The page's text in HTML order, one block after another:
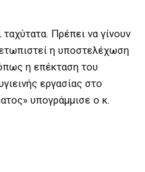
Πρέπει να γίνουν
η υποστελέχωση
η επέκταση του
εργασίας στο
υπογράμμισε ο κ.